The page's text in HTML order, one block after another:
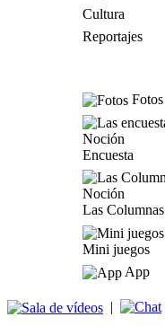
Cultura
Reportajes
Fotos
Encuesta
Las Columnas
Mini juegos
App
|